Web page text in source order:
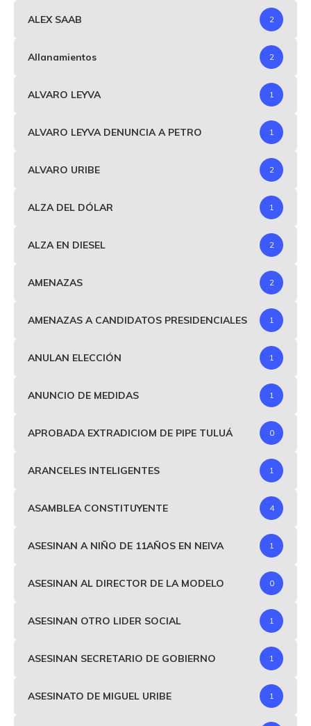
ALEX SAAB 2
Allanamientos 2
ALVARO LEYVA 1
ALVARO LEYVA DENUNCIA A PETRO 1
ALVARO URIBE 2
ALZA DEL DÓLAR 1
ALZA EN DIESEL 2
AMENAZAS 2
AMENAZAS A CANDIDATOS PRESIDENCIALES 1
ANULAN ELECCIÓN 1
ANUNCIO DE MEDIDAS 1
APROBADA EXTRADICIOM DE PIPE TULUÁ 0
ARANCELES INTELIGENTES 1
ASAMBLEA CONSTITUYENTE 4
ASESINAN A NIÑO DE 11AÑOS EN NEIVA 1
ASESINAN AL DIRECTOR DE LA MODELO 0
ASESINAN OTRO LIDER SOCIAL 1
ASESINAN SECRETARIO DE GOBIERNO 1
ASESINATO DE MIGUEL URIBE 1